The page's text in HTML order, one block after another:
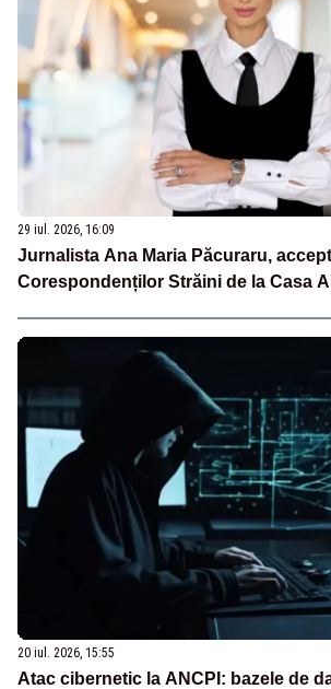
29 iul. 2026, 16:09
Jurnalista Ana Maria Păcuraru,
Corespondenților Străini de la Casa
20 iul. 2026, 15:55
Atac cibernetic la ANCPI: bazele de